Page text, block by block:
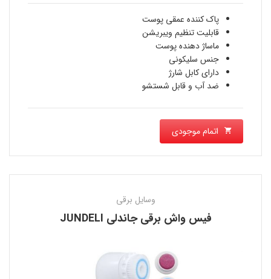
پاک کننده عمقی پوست
قابلیت تنظیم ویبریشن
ماساژ دهنده پوست
جنس سلیکونی
دارای کابل شارژ
ضد آب و قابل شستشو
اتمام موجودی
وسایل برقی
فیس واش برقی جاندلی JUNDELI